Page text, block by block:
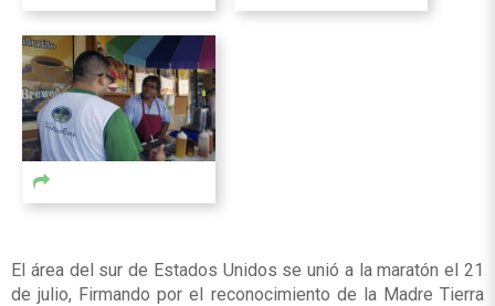
El área del sur de Estados Unidos se unió a la maratón el 21
de julio, Firmando por el reconocimiento de la Madre Tierra